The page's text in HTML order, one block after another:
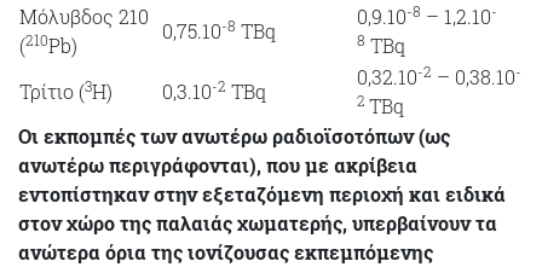
Μόλυβδος 210
(210Pb)
0,75.10-8 TBq
0,9.10-8 – 1,2.10-
8 TBq
Τρίτιο (3Η) 0,3.10-2 TBq
0,32.10-2 – 0,38.10-
2 TBq
Οι εκπομπές των ανωτέρω ραδιοϊσοτόπων (ως
ανωτέρω περιγράφονται), που με ακρίβεια
εντοπίστηκαν στην εξεταζόμενη περιοχή και ειδικά
στον χώρο της παλαιάς χωματερής, υπερβαίνουν τα
ανώτερα όρια της ιονίζουσας εκπεμπόμενης